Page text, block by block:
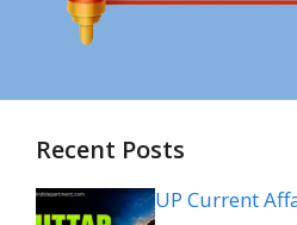
Recent Posts
UP Current